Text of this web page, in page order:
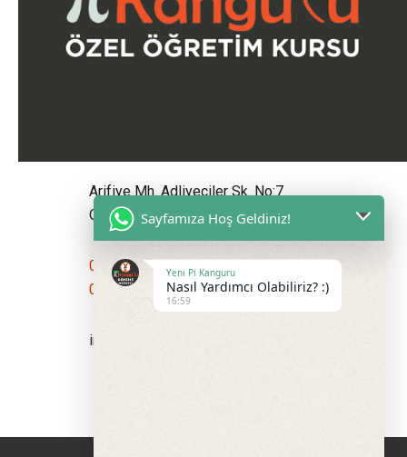
Arifiye Mh. Adliyeciler Sk. No:7
Odunpazarı/Eskişehir
0 552 516 85 45
0 555 100 31 41
info@yenipikanguru.net
Sayfamıza Hoş Geldiniz!
Yeni Pi Kanguru
Nasıl Yardımcı Olabiliriz? :)
16:59